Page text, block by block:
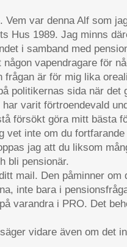
Vem var denna Alf som
Hus 1989. Jag minns
i samband med
vapendragare för
frågan är för mig lika
politikernas sida när det
varit förtroendevald
försökt göra mitt bästa
vet inte om du
jag att du liksom
bli pensionär.
mail. Den påminner om
inte bara i
varandra i PRO. Det
vidare även om det